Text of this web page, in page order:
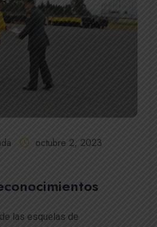
octubre 2, 2023
las esquelas de